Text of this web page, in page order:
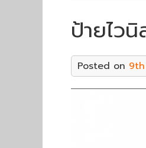
ป้ายไว
Posted on